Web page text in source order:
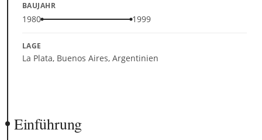
BAUJAHR
1980 1999
LAGE
La Plata, Buenos Aires, Argentinien
Einführung